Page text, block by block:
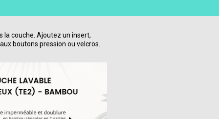
la couche. Ajoutez un insert,
boutons pression ou velcros.